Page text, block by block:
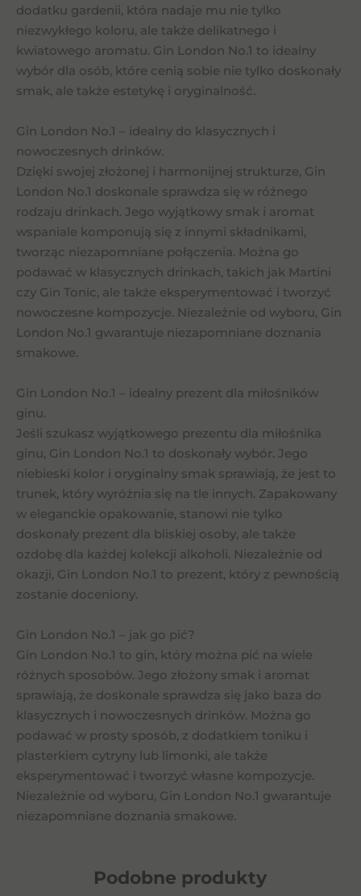
dodatku gardenii, która nadaje mu nie tylko
niezwykłego koloru, ale także delikatnego i
kwiatowego aromatu. Gin London No.1 to idealny
wybór dla osób, które cenią sobie nie tylko doskonały
smak, ale także estetykę i oryginalność.
Gin London No.1 – idealny do klasycznych i
nowoczesnych drinków.
Dzięki swojej złożonej i harmonijnej strukturze, Gin
London No.1 doskonale sprawdza się w różnego
rodzaju drinkach. Jego wyjątkowy smak i aromat
wspaniale komponują się z innymi składnikami,
tworząc niezapomniane połączenia. Można go
podawać w klasycznych drinkach, takich jak Martini
czy Gin Tonic, ale także eksperymentować i tworzyć
nowoczesne kompozycje. Niezależnie od wyboru, Gin
London No.1 gwarantuje niezapomniane doznania
smakowe.
Gin London No.1 – idealny prezent dla miłośników
ginu.
Jeśli szukasz wyjątkowego prezentu dla miłośnika
ginu, Gin London No.1 to doskonały wybór. Jego
niebieski kolor i oryginalny smak sprawiają, że jest to
trunek, który wyróżnia się na tle innych. Zapakowany
w eleganckie opakowanie, stanowi nie tylko
doskonały prezent dla bliskiej osoby, ale także
ozdobę dla każdej kolekcji alkoholi. Niezależnie od
okazji, Gin London No.1 to prezent, który z pewnością
zostanie doceniony.
Gin London No.1 – jak go pić?
Gin London No.1 to gin, który można pić na wiele
różnych sposobów. Jego złożony smak i aromat
sprawiają, że doskonale sprawdza się jako baza do
klasycznych i nowoczesnych drinków. Można go
podawać w prosty sposób, z dodatkiem toniku i
plasterkiem cytryny lub limonki, ale także
eksperymentować i tworzyć własne kompozycje.
Niezależnie od wyboru, Gin London No.1 gwarantuje
niezapomniane doznania smakowe.
Podobne produkty